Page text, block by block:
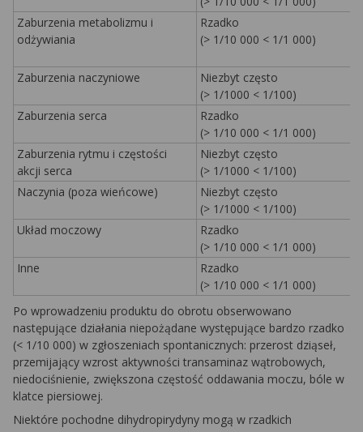
Zaburzenia metabolizmu i
odżywiania
Rzadko
(> 1/10 000 < 1/1 000)
Zaburzenia naczyniowe
Niezbyt często
(> 1/1000 < 1/100)
Zaburzenia serca
Rzadko
(> 1/10 000 < 1/1 000)
Zaburzenia rytmu i częstości
akcji serca
Niezbyt często
(> 1/1000 < 1/100)
Naczynia (poza wieńcowe)
Niezbyt często
(> 1/1000 < 1/100)
Układ moczowy
Rzadko
(> 1/10 000 < 1/1 000)
Inne
Rzadko
(> 1/10 000 < 1/1 000)
Po wprowadzeniu produktu do obrotu obserwowano
następujące działania niepożądane występujące bardzo rzadko
(< 1/10 000) w zgłoszeniach spontanicznych: przerost dziąseł,
przemijający wzrost aktywności transaminaz wątrobowych,
niedociśnienie, zwiększona częstość oddawania moczu, bóle w
klatce piersiowej.
Niektóre pochodne dihydropirydyny mogą w rzadkich